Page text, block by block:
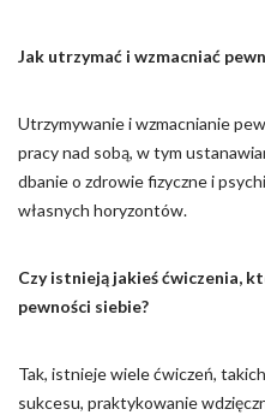
Jak utrzymać i wzmacniać
Utrzymywanie i wzmacnianie
pracy nad sobą, w tym
dbanie o zdrowie fizyczne i
własnych horyzontów.
Czy istnieją jakieś ćwiczenia,
pewności siebie?
Tak, istnieje wiele ćwiczeń,
sukcesu, praktykowanie